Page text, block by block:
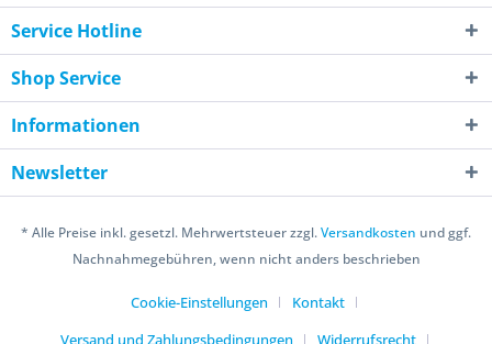
Service Hotline
Shop Service
Informationen
Newsletter
* Alle Preise inkl. gesetzl. Mehrwertsteuer zzgl.Versandkosten und ggf.
Nachnahmegebühren, wenn nicht anders beschrieben
Cookie-Einstellungen
Kontakt
Versand und Zahlungsbedingungen
Widerrufsrecht